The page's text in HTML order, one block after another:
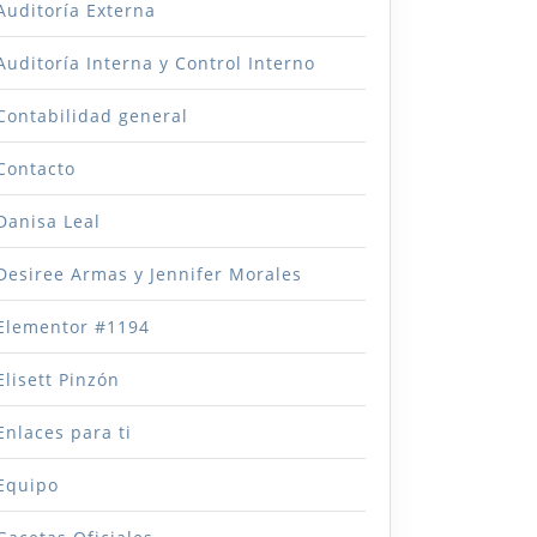
Externa
Interna y Control Interno
general
Leal
Armas y Jennifer Morales
#1194
Pinzón
para ti